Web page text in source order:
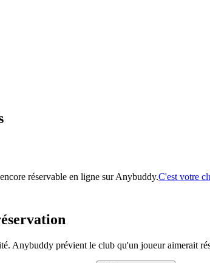
réservable en ligne sur Anybuddy.C'est votre
Anybuddy prévient le club qu'un joueur aimerait